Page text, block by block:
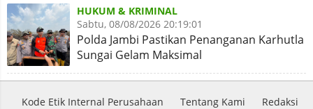
HUKUM & KRIMINAL
Sabtu, 08/08/2026 20:19:01
Polda Jambi Pastikan Penanganan Karhutla
Sungai Gelam Maksimal
Kode Etik Internal Perusahaan Tentang Kami Redaksi